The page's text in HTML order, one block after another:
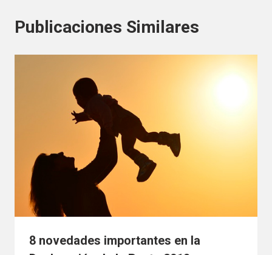
Publicaciones Similares
8 novedades importantes en la